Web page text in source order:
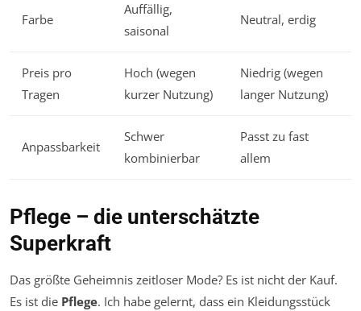
Farbe
Auffällig,
saisonal
Neutral, erdig
Preis pro
Tragen
Hoch (wegen
kurzer Nutzung)
Niedrig (wegen
langer Nutzung)
Anpassbarkeit
Schwer
kombinierbar
Passt zu fast
allem
Pflege – die unterschätzte
Superkraft
Das größte Geheimnis zeitloser Mode? Es ist nicht der Kauf.
Es ist die Pflege. Ich habe gelernt, dass ein Kleidungsstück